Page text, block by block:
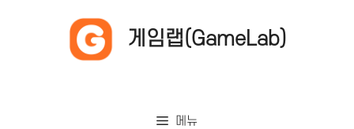
게임랩(GameLab)
메뉴